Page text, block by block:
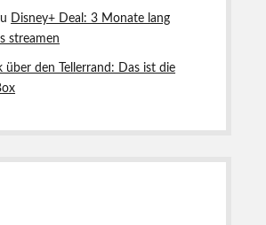
Disney+ Deal: 3 Monate lang
streamen
über den Tellerrand: Das ist die